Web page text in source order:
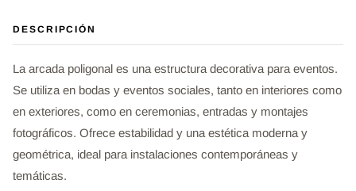
DESCRIPCIÓN
La arcada poligonal es una estructura decorativa para eventos.
Se utiliza en bodas y eventos sociales, tanto en interiores como
en exteriores, como en ceremonias, entradas y montajes
fotográficos. Ofrece estabilidad y una estética moderna y
geométrica, ideal para instalaciones contemporáneas y
temáticas.